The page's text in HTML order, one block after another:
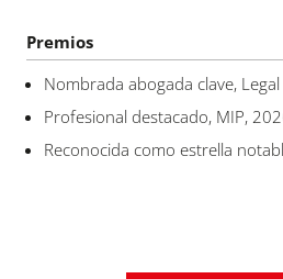
Premios
Nombrada abogada clave,
Profesional destacado, MIP,
Reconocida como estrella